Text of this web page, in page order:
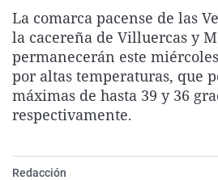
La comarca pacense de las
la cacereña de Villuercas y
permanecerán este
por altas temperaturas, que
máximas de hasta 39 y 36
respectivamente.
Redacción